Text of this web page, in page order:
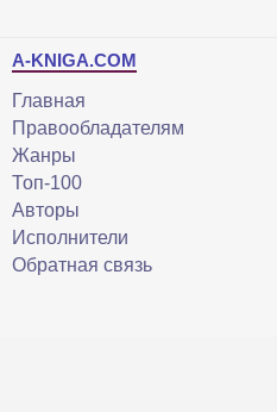
A-KNIGA.COM
Главная
Правообладателям
Жанры
Топ-100
Авторы
Исполнители
Обратная связь